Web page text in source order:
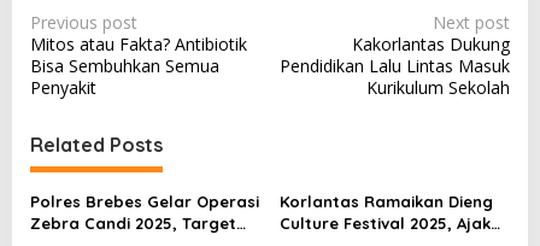
P
o
s
n
a
v
Previous post
Mitos atau Fakta? Antibiotik
Bisa Sembuhkan Semua
Penyakit
Next post
Kakorlantas Dukung
Pendidikan Lalu Lintas Masuk
Kurikulum Sekolah
Related Posts
Polres Brebes Gelar Operasi
Zebra Candi 2025, Target
Korlantas Ramaikan Dieng
Culture Festival 2025, Ajak